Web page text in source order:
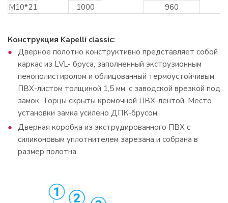
М10*21
1000 960
Конструкция Kapelli classic:
Дверное полотно конструктивно представляет cобой
каркас из LVL- бруса, заполненный экструзионным
пенополистиролом и облицованный термоустойчивым
ПВХ-листом толщиной 1,5 мм, с заводской врезкой под
замок. Торцы скрыты кромочной ПВХ-лентой. Место
установки замка усилено ДПК-брусом.
Дверная коробка из экструдированного ПВХ с
силиконовым уплотнителем зарезана и собрана в
размер полотна.